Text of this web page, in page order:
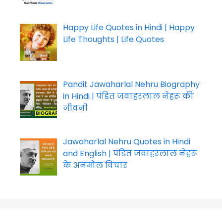
Happy Life Quotes in Hindi | Happy
Life Thoughts | Life Quotes
Pandit Jawaharlal Nehru Biography
in Hindi | पंडित जवाहरलाल नेहरू की
जीवनी
Jawaharlal Nehru Quotes in Hindi
and English | पंडित जवाहरलाल नेहरू
के अनमोल विचार